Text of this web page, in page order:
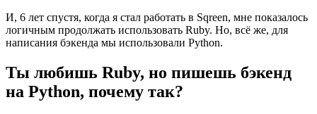
И, 6 лет спустя, когда я стал работать в Sqreen, мне показалось
логичным продолжать использовать Ruby. Но, всё же, для
написания бэкенда мы использовали Python.
Ты любишь Ruby, но пишешь бэкенд
на Python, почему так?